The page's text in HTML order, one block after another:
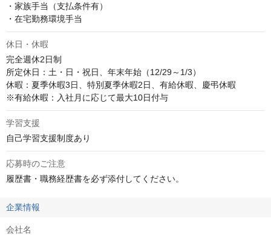
・家族手当（支払条件有）
・在宅勤務環境⼿当
休日・休暇
完全週休2日制
所定休日：土・日・祝日、年末年始（12/29～1/3）
休暇：夏季休暇3日、特別夏季休暇2日、有給休暇、慶弔休暇
※有給休暇：入社月に応じて最大10日付与
学習支援
自己学習支援制度あり
応募時のご注意
履歴書・職務経歴書を必ず添付してください。
企業情報
会社名